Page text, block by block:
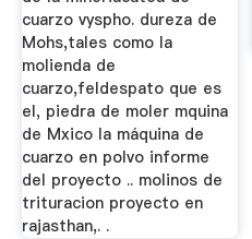
cuarzo vyspho. dureza de
Mohs,tales como la
molienda de
cuarzo,feldespato que es
el, piedra de moler mquina
de Mxico la máquina de
cuarzo en polvo informe
del proyecto .. molinos de
trituracion proyecto en
rajasthan,. .